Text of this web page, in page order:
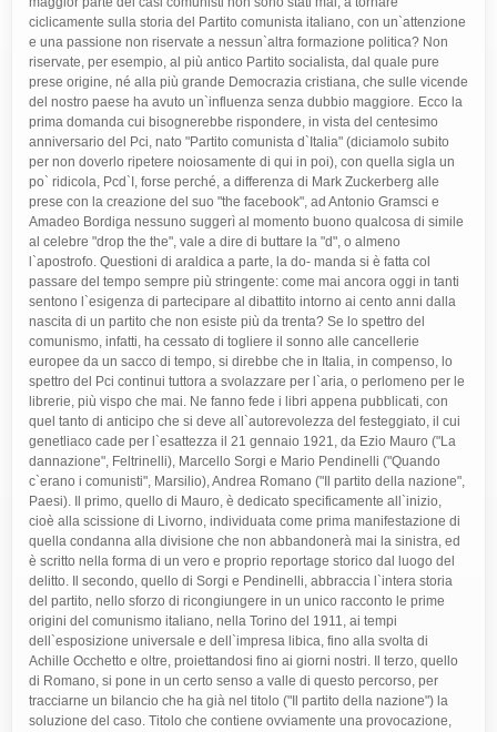
ciclicamente sulla storia del Partito comunista italiano, con un`attenzione
e una passione non riservate a nessun`altra formazione politica? Non
riservate, per esempio, al più antico Partito socialista, dal quale pure
prese origine, né alla più grande Democrazia cristiana, che sulle vicende
del nostro paese ha avuto un`influenza senza dubbio maggiore. Ecco la
prima domanda cui bisognerebbe rispondere, in vista del centesimo
anniversario del Pci, nato "Partito comunista d`Italia" (diciamolo subito
per non doverlo ripetere noiosamente di qui in poi), con quella sigla un
po` ridicola, Pcd`I, forse perché, a differenza di Mark Zuckerberg alle
prese con la creazione del suo "the facebook", ad Antonio Gramsci e
Amadeo Bordiga nessuno suggerì al momento buono qualcosa di simile
al celebre "drop the the", vale a dire di buttare la "d", o almeno
l`apostrofo. Questioni di araldica a parte, la do- manda si è fatta col
passare del tempo sempre più stringente: come mai ancora oggi in tanti
sentono l`esigenza di partecipare al dibattito intorno ai cento anni dalla
nascita di un partito che non esiste più da trenta? Se lo spettro del
comunismo, infatti, ha cessato di togliere il sonno alle cancellerie
europee da un sacco di tempo, si direbbe che in Italia, in compenso, lo
spettro del Pci continui tuttora a svolazzare per l`aria, o perlomeno per le
librerie, più vispo che mai. Ne fanno fede i libri appena pubblicati, con
quel tanto di anticipo che si deve all`autorevolezza del festeggiato, il cui
genetliaco cade per l`esattezza il 21 gennaio 1921, da Ezio Mauro ("La
dannazione", Feltrinelli), Marcello Sorgi e Mario Pendinelli ("Quando
c`erano i comunisti", Marsilio), Andrea Romano ("Il partito della nazione",
Paesi). Il primo, quello di Mauro, è dedicato specificamente all`inizio,
cioè alla scissione di Livorno, individuata come prima manifestazione di
quella condanna alla divisione che non abbandonerà mai la sinistra, ed
è scritto nella forma di un vero e proprio reportage storico dal luogo del
delitto. Il secondo, quello di Sorgi e Pendinelli, abbraccia l`intera storia
del partito, nello sforzo di ricongiungere in un unico racconto le prime
origini del comunismo italiano, nella Torino del 1911, ai tempi
dell`esposizione universale e dell`impresa libica, fino alla svolta di
Achille Occhetto e oltre, proiettandosi fino ai giorni nostri. Il terzo, quello
di Romano, si pone in un certo senso a valle di questo percorso, per
tracciarne un bilancio che ha già nel titolo ("Il partito della nazione") la
soluzione del caso. Titolo che contiene ovviamente una provocazione,